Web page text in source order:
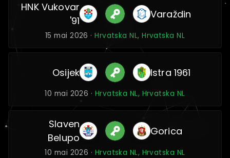
HNK Vukovar
'91
Varaždin
15 mai 2026 ·Hrvatska NL, Hrvatska NL
Osijek Istra 1961
10 mai 2026 · Hrvatska NL, Hrvatska NL
Slaven
Belupo
Gorica
10 mai 2026 · Hrvatska NL, Hrvatska NL